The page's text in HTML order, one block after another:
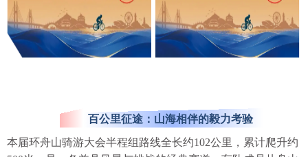
百公里征途：山海相伴的毅力考验
本届环舟山骑游大会半程组路线全长约102公里，累计爬升约